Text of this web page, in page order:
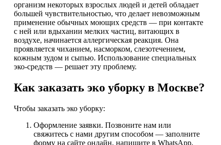
организм некоторых взрослых людей и детей обладает
большей чувствительностью, что делает невозможным
применение обычных моющих средств — при контакте
с ней или вдыхании мелких частиц, витающих в
воздухе, начинается аллергическая реакция. Она
проявляется чиханием, насморком, слезотечением,
кожным зудом и сыпью. Использование специальных
эко-средств — решает эту проблему.
Как заказать эко уборку в Москве?
Чтобы заказать эко уборку:
Оформление заявки. Позвоните нам или
свяжитесь с нами другим способом — заполните
форму на сайте онлайн, напишите в WhatsApp,